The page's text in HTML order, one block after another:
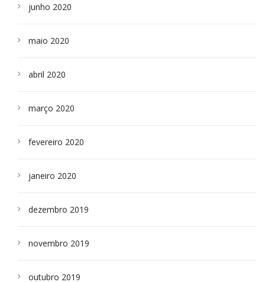
junho 2020
maio 2020
abril 2020
março 2020
fevereiro 2020
janeiro 2020
dezembro 2019
novembro 2019
outubro 2019